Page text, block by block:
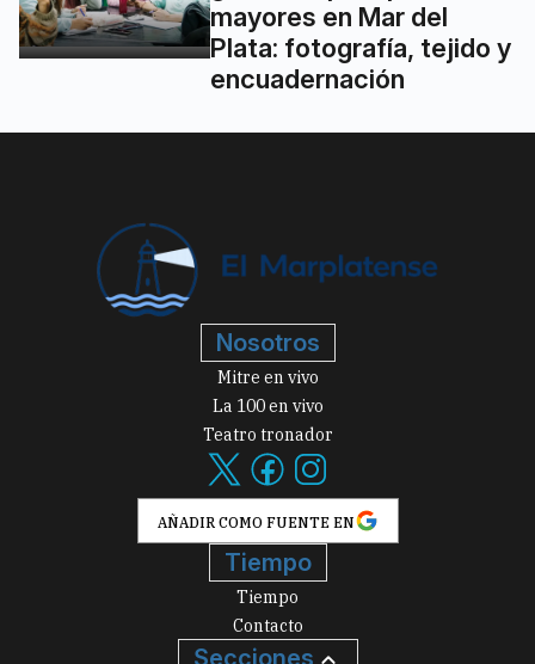
mayores en Mar del
Plata: fotografía, tejido y
encuadernación
Nosotros
Mitre en vivo
La 100 en vivo
Teatro tronador
AÑADIR COMO FUENTE EN
Tiempo
Tiempo
Contacto